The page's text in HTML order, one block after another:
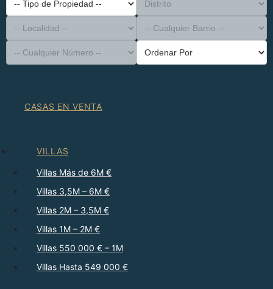
-- Tipo de Propiedad --
Distrito
-- Localidad --
-- Cualquier Barrio --
-- Cualquier Número --
Ordenar Por
CASAS EN VENTA
VILLAS
Villas Más de 6M €
Villas 3,5M – 6M €
Villas 2M – 3,5M €
Villas 1M – 2M €
Villas 550 000 € – 1M
Villas Hasta 549 000 €